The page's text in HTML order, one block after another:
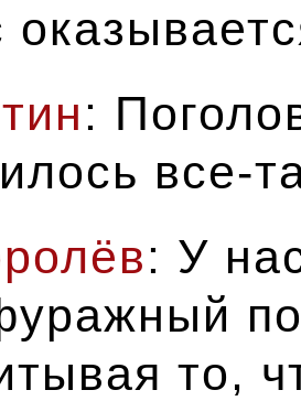
:
все-
: У
то,